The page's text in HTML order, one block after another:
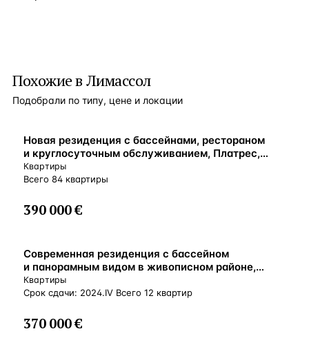
Похожие в Лимассол
Подобрали по типу, цене и локации
ВНЖ
Новая резиденция с бассейнами, рестораном
и круглосуточным обслуживанием, Платрес,
Кипр
Квартиры
Всего 84 квартиры
390 000 €
ВНЖ
Современная резиденция с бассейном
и панорамным видом в живописном районе,
Лимассол, Кипр
Квартиры
Срок сдачи: 2024.IV Всего 12 квартир
370 000 €